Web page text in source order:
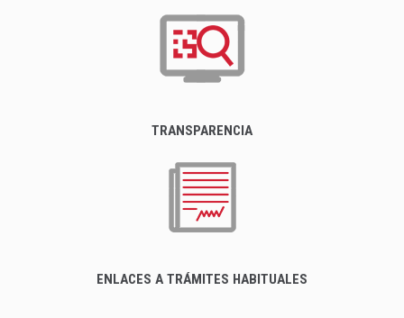
TRANSPARENCIA
ENLACES A TRÁMITES HABITUALES